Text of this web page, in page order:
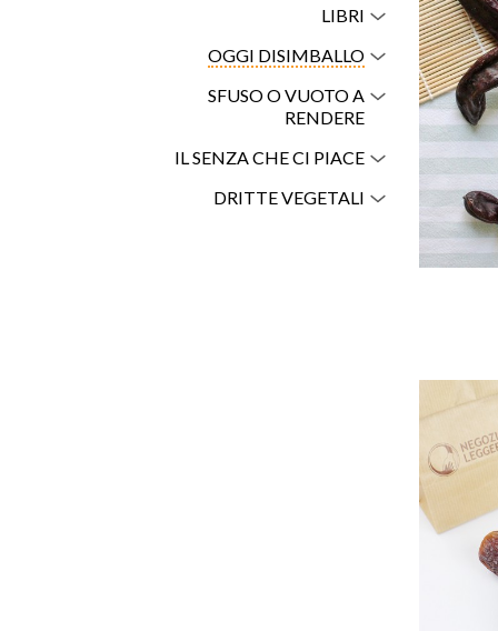
LIBRI
OGGI DISIMBALLO
SFUSO O VUOTO A
RENDERE
IL SENZA CHE CI PIACE
DRITTE VEGETALI